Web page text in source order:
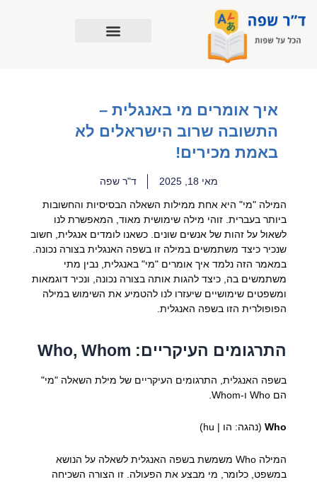
לתוכן
איך אומרים מי באנגלית –
התשובה שרוב הישראלים לא
באמת מכירים!
מאי 18, 2025 ד"ר שפה
המילה "מי" היא אחת ממילות השאלה הבסיסיות והחשובות
ביותר בעברית. זוהי מילה שימושית מאוד, המאפשרת לנו
לשאול על זהות של אנשים שונים. כשאנו לומדים אנגלית, חשוב
שנכיר כיצד משתמשים במילה זו בשפה האנגלית בצורה נכונה.
במאמר הזה נלמד איך אומרים "מי" באנגלית, נבין מתי
משתמשים בה, כיצד להגות אותה בצורה נכונה, ונכיר דוגמאות
ומשפטים שימושיים שיעזרו לנו להטמיע את השימוש במילה
הפופולרית הזו בשפה האנגלית.
התרגומים העיקריים: Who, Whom
בשפה האנגלית, התרגומים העיקריים של מילת השאלה "מי"
הם Who ו-Whom.
Who(נהגה: הו | hu)
המילה Who משמשת בשפה האנגלית לשאלה על הנושא
במשפט, כלומר, מי מבצע את הפעולה. זו הצורה השכיחה